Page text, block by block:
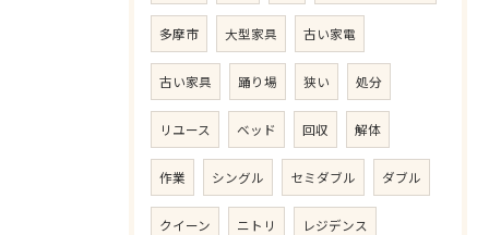
多摩市 大型家具 古い家電
古い家具 踊り場 狭い 処分
リユース ベッド 回収 解体
作業 シングル セミダブル ダブル
クイーン ニトリ レジデンス